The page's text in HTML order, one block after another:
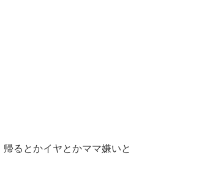
るとかイヤとかママ嫌いと